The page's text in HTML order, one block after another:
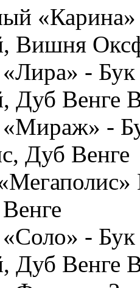
Вишня
-
Дуб Венге
-
Дуб
-
Дуб Венге